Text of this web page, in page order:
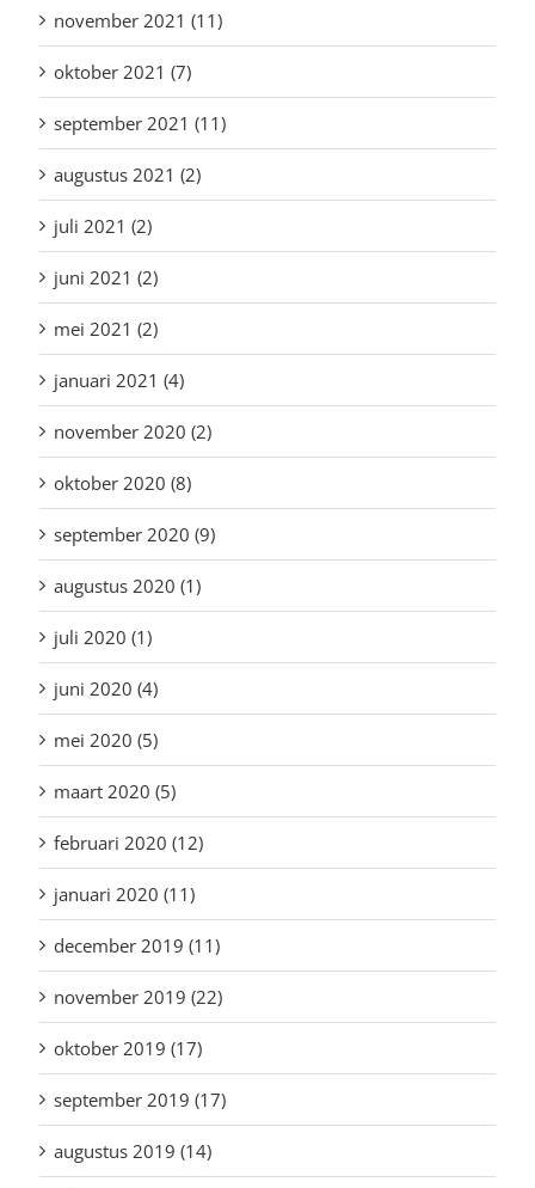
november 2021 (11)
oktober 2021 (7)
september 2021 (11)
augustus 2021 (2)
juli 2021 (2)
juni 2021 (2)
mei 2021 (2)
januari 2021 (4)
november 2020 (2)
oktober 2020 (8)
september 2020 (9)
augustus 2020 (1)
juli 2020 (1)
juni 2020 (4)
mei 2020 (5)
maart 2020 (5)
februari 2020 (12)
januari 2020 (11)
december 2019 (11)
november 2019 (22)
oktober 2019 (17)
september 2019 (17)
augustus 2019 (14)